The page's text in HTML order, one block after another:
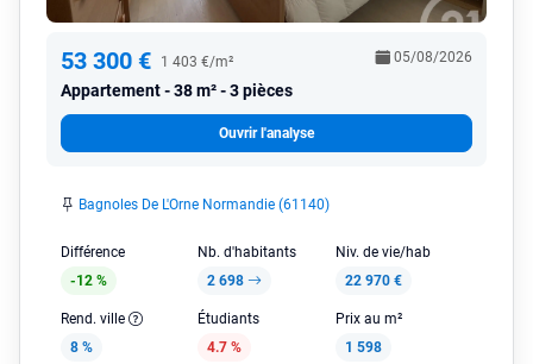
53 300 € 1 403 €/m²
Appartement 38 m² - 3 pièces
05/08/2026
Ouvrir l'analyse
Bagnoles De L'Orne Normandie (61140)
Différence
-12 %
Nb. d'habitants
2 698
Niv. de vie/hab
22 970 €
Rend. ville
8 %
Étudiants
4.7 %
Prix au m²
1 598